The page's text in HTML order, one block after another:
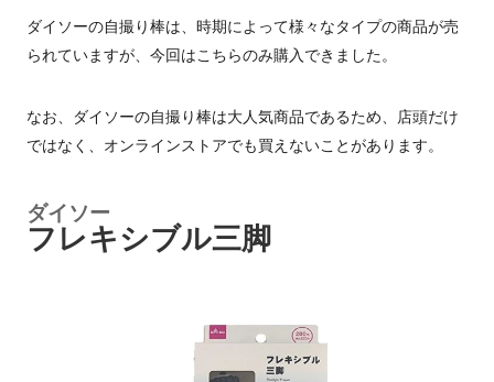
ダイソーの自撮り棒は、時期によって様々なタイプの商品が売
られていますが、今回はこちらのみ購入できました。
なお、ダイソーの自撮り棒は大人気商品であるため、店頭だけ
ではなく、オンラインストアでも買えないことがあります。
ダイソー
フレキシブル三脚